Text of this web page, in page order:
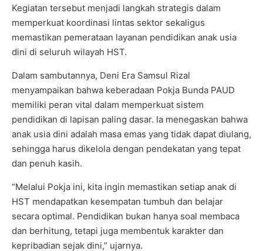
Kegiatan tersebut menjadi langkah strategis dalam
memperkuat koordinasi lintas sektor sekaligus
memastikan pemerataan layanan pendidikan anak usia
dini di seluruh wilayah HST.
Dalam sambutannya, Deni Era Samsul Rizal
menyampaikan bahwa keberadaan Pokja Bunda PAUD
memiliki peran vital dalam memperkuat sistem
pendidikan di lapisan paling dasar. Ia menegaskan bahwa
anak usia dini adalah masa emas yang tidak dapat diulang,
sehingga harus dikelola dengan pendekatan yang tepat
dan penuh kasih.
“Melalui Pokja ini, kita ingin memastikan setiap anak di
HST mendapatkan kesempatan tumbuh dan belajar
secara optimal. Pendidikan bukan hanya soal membaca
dan berhitung, tetapi juga membentuk karakter dan
kepribadian sejak dini,” ujarnya.